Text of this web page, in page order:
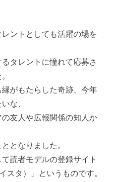
ントとしても活躍の場を
タレントに憧れて応募さ
がもたらした奇跡、今年
な、
友人や広報関係の知人か
となりました。
読者モデルの登録サイト
スタ）」というものです。